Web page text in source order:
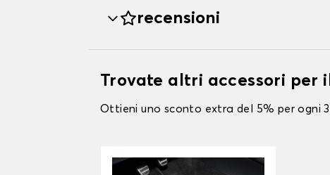
recensioni
Trovate altri accessori per il
Ottieni uno sconto extra del 5% per ogni